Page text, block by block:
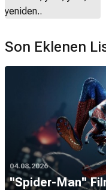
Son Eklenen
04.08.2026
''Spider-Man''